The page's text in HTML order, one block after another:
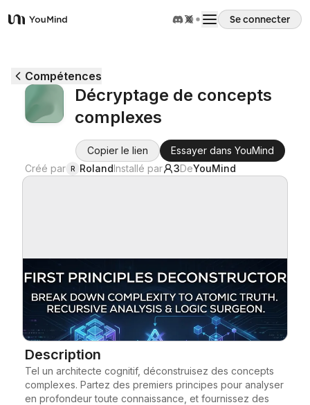
YouMind
Se connecter
Cas d'usage
Compétences
Télécharger
Blog
Mises à jour
Compétences
Décryptage de concepts
complexes
Copier le lien
Essayer dans YouMind
Créé par R RolandInstallé par 3DeYouMind
Description
Tel un architecte cognitif, déconstruisez des concepts
complexes. Partez des premiers principes pour analyser
en profondeur toute connaissance, et fournissez des